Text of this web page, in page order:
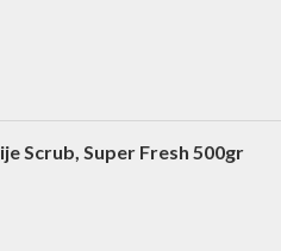
Scrub, Super Fresh 500gr